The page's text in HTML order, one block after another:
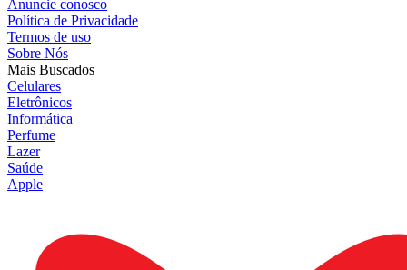
Anuncie conosco
Política de Privacidade
Termos de uso
Sobre Nós
Mais Buscados
Celulares
Eletrônicos
Informática
Perfume
Lazer
Saúde
Apple